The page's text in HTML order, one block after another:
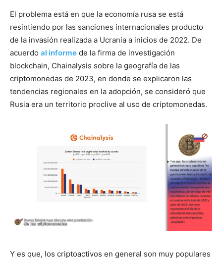
El problema está en que la economía rusa se está
resintiendo por las sanciones internacionales producto
de la invasión realizada a Ucrania a inicios de 2022. De
acuerdo al informe de la firma de investigación
blockchain, Chainalysis sobre la geografía de las
criptomonedas de 2023, en donde se explicaron las
tendencias regionales en la adopción, se consideró que
Rusia era un territorio proclive al uso de criptomonedas.
Y es que, los criptoactivos en general son muy populares